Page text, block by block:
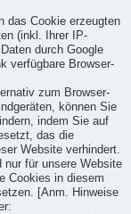
das Cookie erzeugten
(inkl. Ihrer IP-
durch Google
verfügbare Browser-
zum Browser-
können Sie
indem Sie auf
das die
Website verhindert.
nur für unsere Website
Cookies in diesem
[Anm. Hinweise